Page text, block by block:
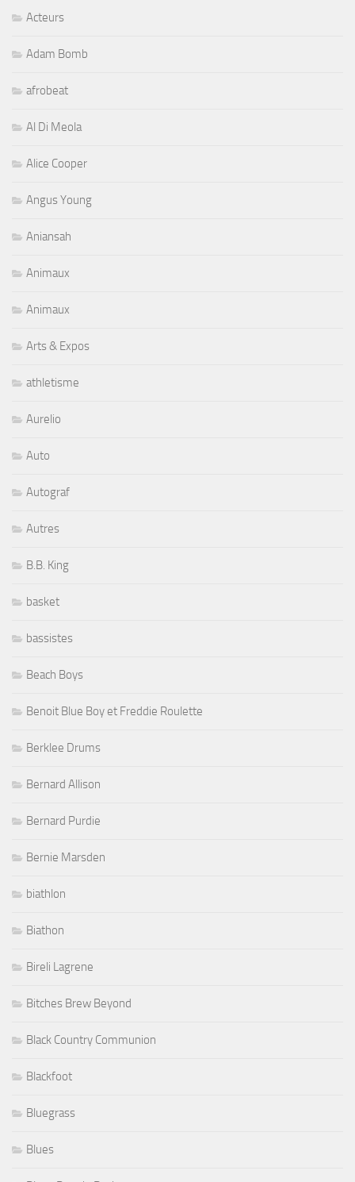
Acteurs
Adam Bomb
afrobeat
Al Di Meola
Alice Cooper
Angus Young
Aniansah
Animaux
Animaux
Arts & Expos
athletisme
Aurelio
Auto
Autograf
Autres
B.B. King
basket
bassistes
Beach Boys
Benoit Blue Boy et Freddie Roulette
Berklee Drums
Bernard Allison
Bernard Purdie
Bernie Marsden
biathlon
Biathon
Bireli Lagrene
Bitches Brew Beyond
Black Country Communion
Blackfoot
Bluegrass
Blues